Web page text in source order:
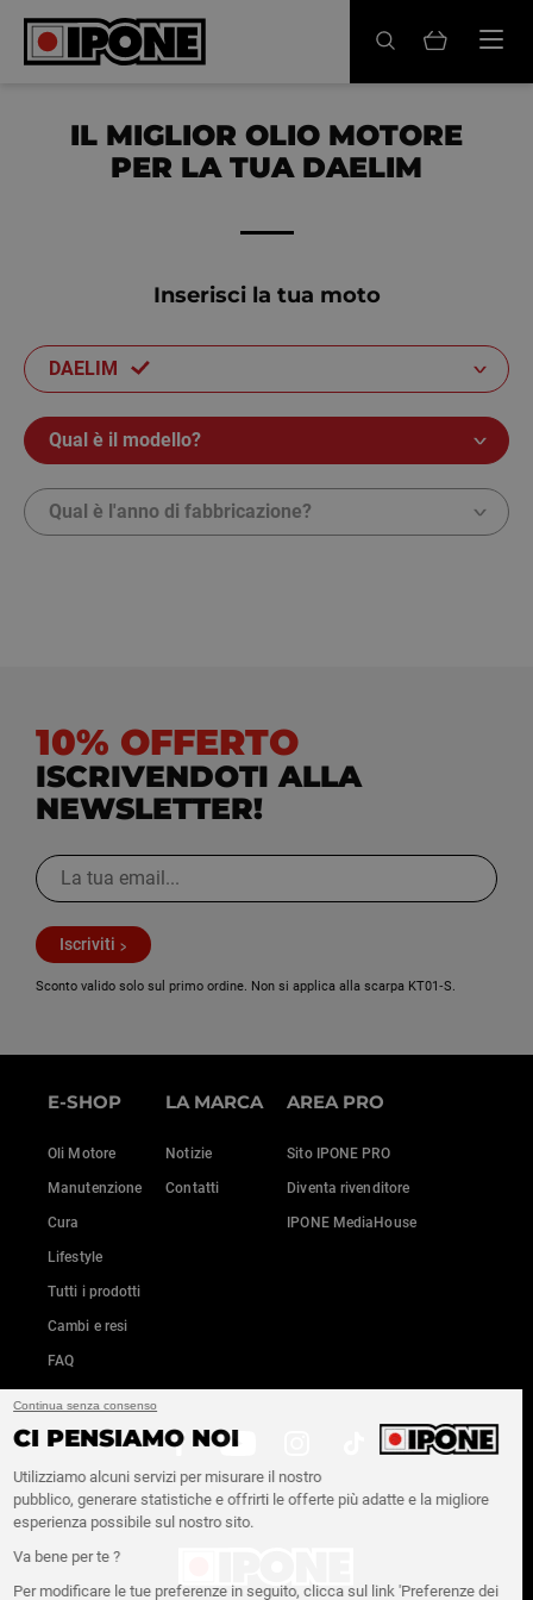
Continua senza consenso
CI PENSIAMO NOI
Utilizziamo alcuni servizi per misurare il nostro
pubblico, generare statistiche e offrirti le offerte più adatte e la migliore
esperienza possibile sul nostro sito.
Va bene per te ?
Per modificare le tue preferenze in seguito, clicca sul link 'Preferenze dei
Ipone
OLI MOTORE
LA MARCA
Account
IL MIGLIOR OLIO MOTORE
PER LA TUA DAELIM
Inserisci la tua moto
DAELIM
Qual è il modello?
Qual è l'anno di fabbricazione?
10% OFFERTO
ISCRIVENDOTI ALLA
NEWSLETTER!
Iscriviti
Sconto valido solo sul primo ordine. Non si applica alla scarpa KT01‑S.
E-SHOP
Oli Motore
Manutenzione
Cura
Lifestyle
Tutti i prodotti
Cambi e resi
FAQ
LA MARCA
Notizie
Contatti
AREA PRO
Sito IPONE PRO
Diventa rivenditore
IPONE MediaHouse